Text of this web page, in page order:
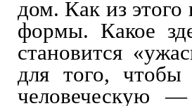
дом. Как из
формы. Какое
становится
для того,
человеческую —